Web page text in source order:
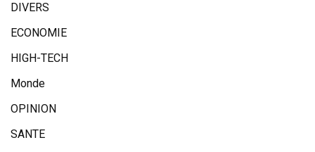
DIVERS
ECONOMIE
HIGH-TECH
Monde
OPINION
SANTE